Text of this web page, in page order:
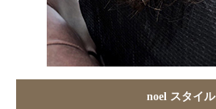
noel スタイル